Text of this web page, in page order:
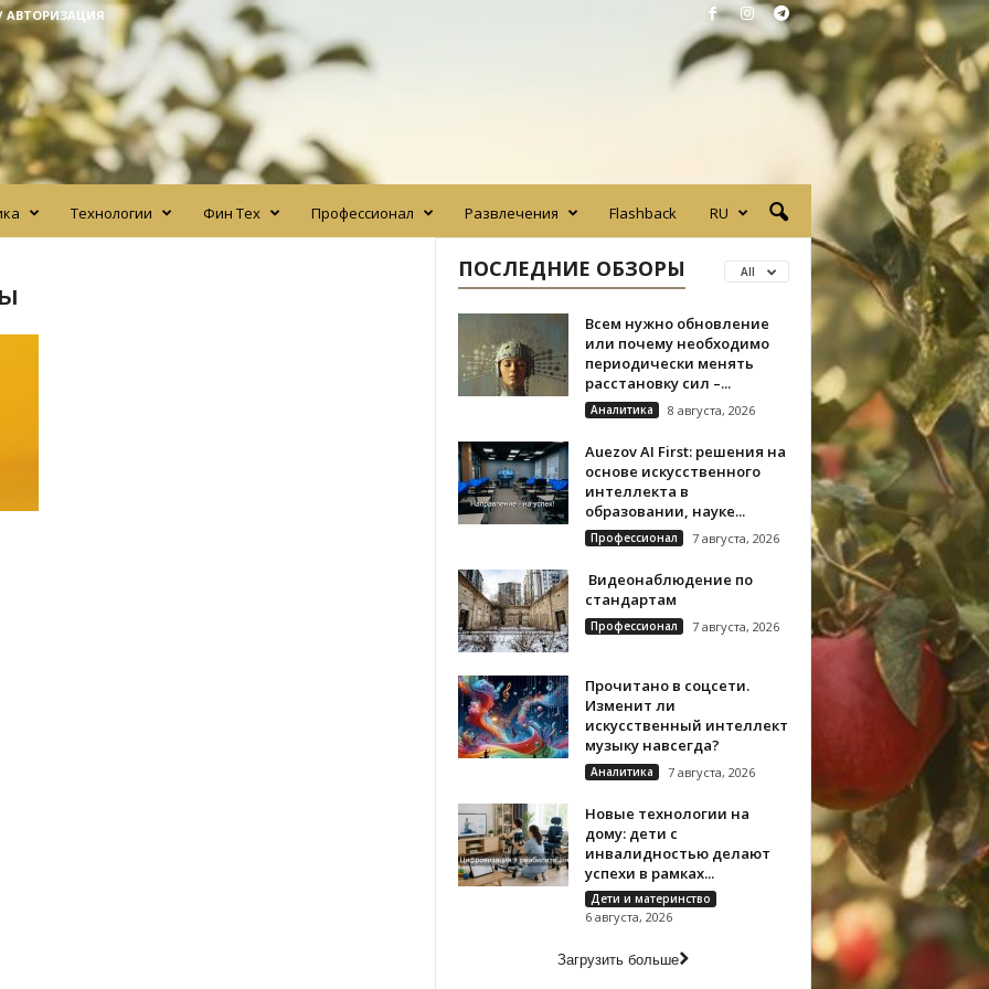
АВТОРИЗАЦИЯ
Технологии Фин Тех Профессионал Развлечения Flashback RU
ПОСЛЕДНИЕ ОБЗОРЫ All
Всем нужно обновление
или почему необходимо
периодически менять
расстановку сил –...
Аналитика 8 августа, 2026
Auezov AI First: решения на
основе искусственного
интеллекта в
образовании, науке...
Профессионал 7 августа, 2026
Видеонаблюдение по
стандартам
Профессионал 7 августа, 2026
Прочитано в соцсети.
Изменит ли
искусственный интеллект
музыку навсегда?
Аналитика 7 августа, 2026
Новые технологии на
дому: дети с
инвалидностью делают
успехи в рамках...
Дети и материнство
6 августа, 2026
Загрузить больше